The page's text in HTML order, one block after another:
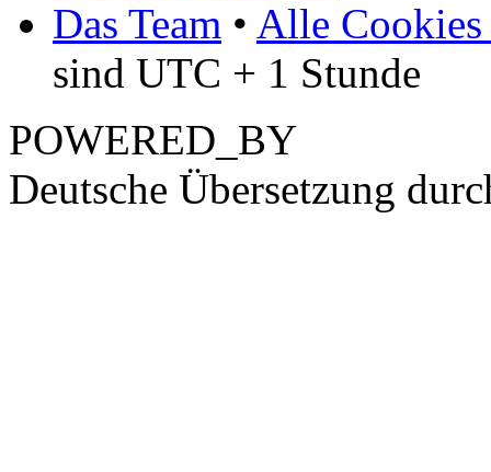
Das Team • Alle Cookies
sind UTC + 1 Stunde
POWERED_BY
Deutsche Übersetzung